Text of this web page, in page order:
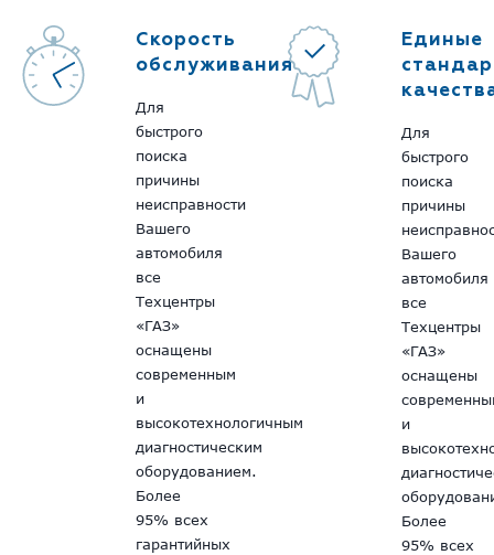
Скорость
обслуживания
Для
быстрого
поиска
причины
неисправности
Вашего
автомобиля
все
Техцентры
«ГАЗ»
оснащены
современным
и
высокотехнологичным
диагностическим
оборудованием.
Более
95% всех
гарантийных
Единые
Для
быстрого
поиска
причины
Вашего
автомобиля
все
Техцентры
«ГАЗ»
оснащены
и
Более
95% всех